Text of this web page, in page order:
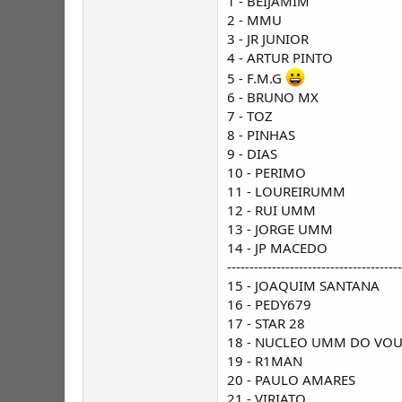
2 - MMU
3 - JR JUNIOR
4 - ARTUR PINTO
5 - F.M.G
6 - BRUNO MX
7 - TOZ
8 - PINHAS
9 - DIAS
10 - PERIMO
11 - LOUREIRUMM
12 - RUI UMM
13 - JORGE UMM
14 - JP MACEDO
15 - JOAQUIM SANTANA
16 - PEDY679
17 - STAR 28
18 - NUCLEO UMM DO
19 - R1MAN
20 - PAULO AMARES
21 - VIRIATO